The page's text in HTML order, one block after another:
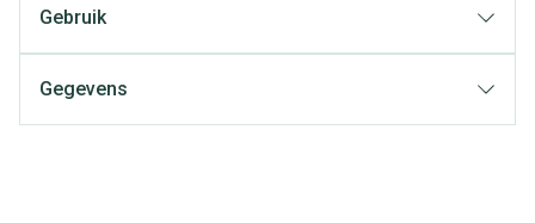
Gebruik
Gegevens